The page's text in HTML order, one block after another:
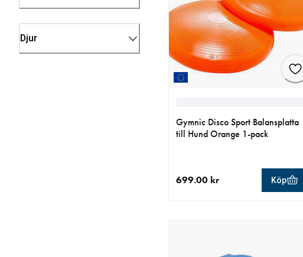
Djur
Gymnic Disco Sport Balansplatta
till Hund Orange 1-pack
699.00 kr Köp